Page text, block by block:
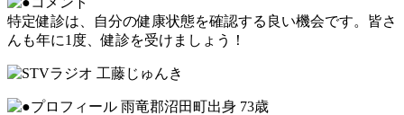
特定健診は、自分の健康状態を確認する良い機会です。皆さ
んも年に1度、健診を受けましょう！
雨竜郡沼田町出身 73歳